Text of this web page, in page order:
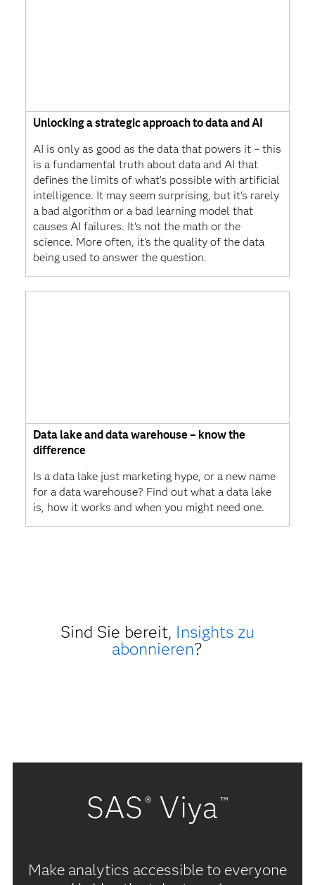
Unlocking a strategic approach to data and AI
AI is only as good as the data that powers it – this
is a fundamental truth about data and AI that
defines the limits of what’s possible with artificial
intelligence. It may seem surprising, but it's rarely
a bad algorithm or a bad learning model that
causes AI failures. It's not the math or the
science. More often, it's the quality of the data
being used to answer the question.
Data lake and data warehouse – know the
difference
Is a data lake just marketing hype, or a new name
for a data warehouse? Find out what a data lake
is, how it works and when you might need one.
Sind Sie bereit, Insights zu
abonnieren?
SAS ® Viya™
Make analytics accessible to everyone